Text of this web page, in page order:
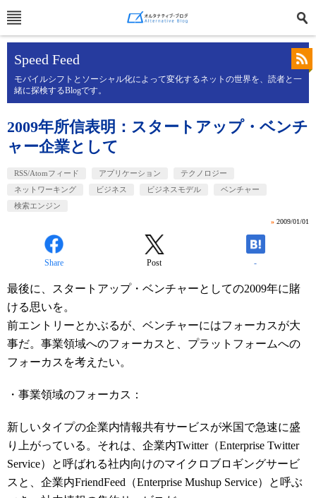
Speed Feed
モバイルシフトとソーシャル化によって変化するネットの世界を、読者と一
緒に探検するBlogです。
2009年所信表明：スタートアップ・ベンチ
ャー企業として
RSS/Atomフィード アプリケーション
テクノロジー
ネットワーキング
ビジネス ビジネスモデル
ベンチャー
検索エンジン
» 2009/01/01
Share Post -
最後に、スタートアップ・ベンチャーとしての2009年に賭
ける思いを。
前エントリーとかぶるが、ベンチャーにはフォーカスが大
事だ。事業領域へのフォーカスと、プラットフォームへの
フォーカスを考えたい。
・事業領域のフォーカス：
新しいタイプの企業内情報共有サービスが米国で急速に盛
り上がっている。それは、企業内Twitter（Enterprise Twitter
Service）と呼ばれる社内向けのマイクロブロギングサービ
スと、企業内FriendFeed（Enterprise Mushup Service）と呼ぶ